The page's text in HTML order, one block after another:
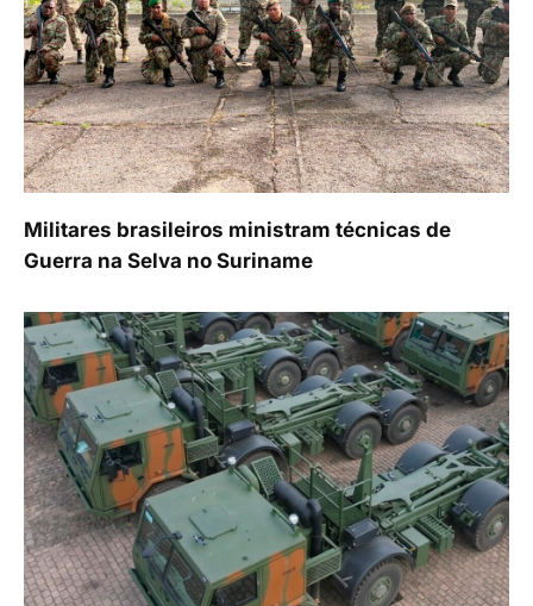
Militares brasileiros ministram técnicas de
Guerra na Selva no Suriname